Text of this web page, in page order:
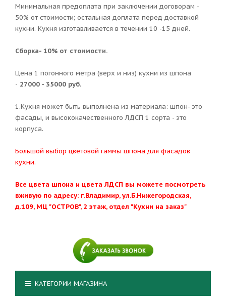
Минимальная предоплата при заключении договорам -
50% от стоимости; остальная доплата перед доставкой
кухни. Кухня изготавливается в течении 10 -15 дней.
Сборка- 10% от стоимости.
Цена 1 погонного метра (верх и низ) кухни из шпона
- 27000 - 35000 руб.
1.Кухня может быть выполнена из материала: шпон- это
фасады, и высококачественного ЛДСП 1 сорта - это
корпуса.
Большой выбор цветовой гаммы шпона для фасадов
кухни.
Все цвета шпона и цвета ЛДСП вы можете посмотреть
вживую по адресу: г.Владимир, ул.Б.Нижегородская,
д.109, МЦ "ОСТРОВ", 2 этаж, отдел "Кухни на заказ"
КАТЕГОРИИ МАГАЗИНА